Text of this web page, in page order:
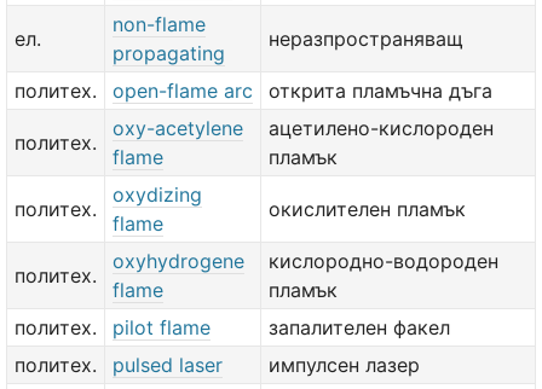
ел.
non-flame
propagating
неразпространяващ
политех. open-flame arc открита пламъчна дъга
политех.
oxy-acetylene
flame
ацетилено-кислороден
пламък
политех.
oxydizing
flame
окислителен пламък
политех.
oxyhydrogene
flame
кислородно-водороден
пламък
политех.
pilot flame
запалителен факел
политех.
pulsed laser импулсен лазер